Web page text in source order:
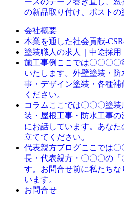
の新品取り付け、ポストの
会社概要
本業を通した社会貢献-
塗装職人の求人｜中途採用
施工事例 ここでは〇〇〇
いたします。外壁塗装・
事・デザイン塗装・各種
ください。
コラム ここでは〇〇〇塗
装・屋根工事・防水工事
にお話しています。あな
立ててください。
代表親方ブログここでは
長・代表親方・〇〇〇の
す。お問合せ前に私たち
います。
お問合せ